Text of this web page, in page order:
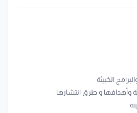
الخبيثة
وأهدافها و طرق انتشارها